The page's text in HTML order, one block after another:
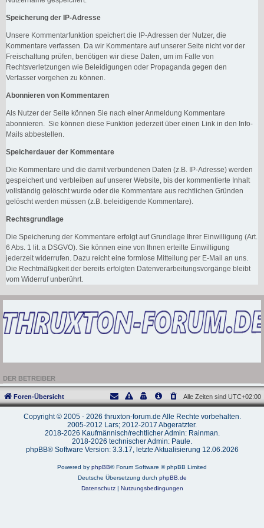
Speicherung der IP-Adresse
Unsere Kommentarfunktion speichert die IP-Adressen der Nutzer, die
Kommentare verfassen. Da wir Kommentare auf unserer Seite nicht vor der
Freischaltung prüfen, benötigen wir diese Daten, um im Falle von
Rechtsverletzungen wie Beleidigungen oder Propaganda gegen den
Verfasser vorgehen zu können.
Abonnieren von Kommentaren
Als Nutzer der Seite können Sie nach einer Anmeldung Kommentare
abonnieren. Sie können diese Funktion jederzeit über einen Link in den Info-
Mails abbestellen.
Speicherdauer der Kommentare
Die Kommentare und die damit verbundenen Daten (z.B. IP-Adresse) werden
gespeichert und verbleiben auf unserer Website, bis der kommentierte Inhalt
vollständig gelöscht wurde oder die Kommentare aus rechtlichen Gründen
gelöscht werden müssen (z.B. beleidigende Kommentare).
Rechtsgrundlage
Die Speicherung der Kommentare erfolgt auf Grundlage Ihrer Einwilligung (Art.
6 Abs. 1 lit. a DSGVO). Sie können eine von Ihnen erteilte Einwilligung
jederzeit widerrufen. Dazu reicht eine formlose Mitteilung per E-Mail an uns.
Die Rechtmäßigkeit der bereits erfolgten Datenverarbeitungsvorgänge bleibt
vom Widerruf unberührt.
DER BETREIBER
Foren-Übersicht Alle Zeiten sind UTC+02:00
Copyright © 2005 - 2026 thruxton-forum.de Alle Rechte vorbehalten.
2005-2012 Lars; 2012-2017 Abgeratzter.
2018-2026 Kaufmännisch/rechtlicher Admin: Rainman.
2018-2026 technischer Admin: Paule.
phpBB® Software Version: 3.3.17, letzte Aktualisierung 12.06.2026
Powered by phpBB® Forum Software © phpBB Limited
Deutsche Übersetzung durch phpBB.de
Datenschutz| Nutzungsbedingungen